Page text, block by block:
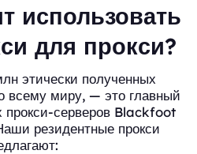
использовать
для прокси?
этически полученных
всему миру, — это главный
серверов Blackfoot
резидентные прокси